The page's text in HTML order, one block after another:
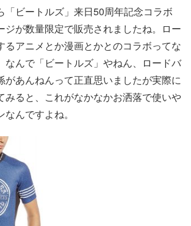
「ビートルズ」来日50周年記念コラボ
ジが数量限定で販売されましたね。ロー
るアニメとか漫画とかとのコラボってな
なんで「ビートルズ」やねん、ロードバ
があんねんって正直思いましたが実際に
みると、これがなかなかお洒落で使いや
んですよね。